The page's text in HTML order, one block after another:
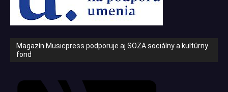
Magazín Musicpress podporuje aj SOZA sociálny a kultúrny
fond